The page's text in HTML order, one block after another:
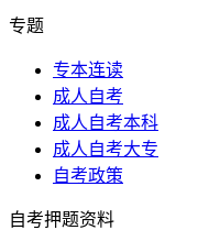
专题
专本连读
成人自考
成人自考本科
成人自考大专
自考政策
自考押题资料